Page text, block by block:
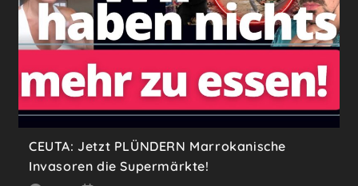
CEUTA: Jetzt PLÜNDERN Marrokanische
Invasoren die Supermärkte!